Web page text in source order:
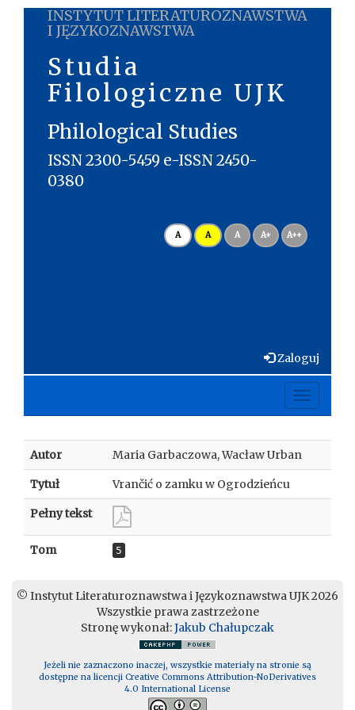
INSTYTUT LITERATUROZNAWSTWA
I JĘZYKOZNAWSTWA
Studia
Filologiczne UJK
Philological Studies
ISSN 2300-5459 e-ISSN 2450-
0380
A A A A+ A++
Zaloguj
Toggle
Autor Maria Garbaczowa, Wacław Urban
Tytuł Vrančić o zamku w Ogrodzieńcu
Pełny tekst
Tom 5
© Instytut Literaturoznawstwa i Językoznawstwa UJK 2026
Wszystkie prawa zastrzeżone
Stronę wykonał:Jakub Chałupczak
Jeżeli nie zaznaczono inaczej, wszystkie materiały na stronie są
dostępne na licencji Creative Commons Attribution-NoDerivatives
4.0 International License